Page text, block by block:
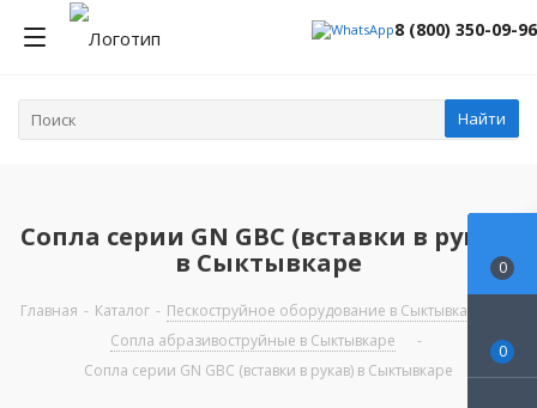
8 (800) 350-09-96
Найти
Сопла серии GN GBC (вставки в рукав)
в Сыктывкаре
Главная - Каталог - Пескоструйное оборудование в Сыктывкаре
Сопла абразивоструйные в Сыктывкаре
-
Сопла серии GN GBC (вставки в рукав) в Сыктывкаре
0
0